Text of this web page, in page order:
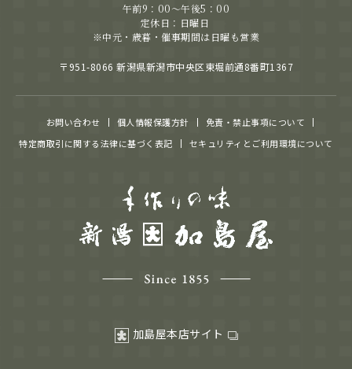
午前9：00～午後5：00
定休日：日曜日
※中元・歳暮・催事期間は日曜も営業
〒951-8066 新潟県新潟市中央区東堀前通8番町1367
お問い合わせ 個人情報保護方針
免責・禁止事項について
特定商取引に関する法律に基づく表記
セキュリティとご利用環境について
加島屋本店サイト